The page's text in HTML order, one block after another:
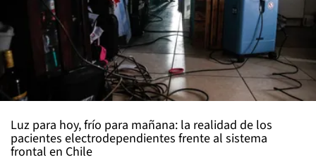
Luz para hoy, frío para mañana: la realidad de los
pacientes electrodependientes frente al sistema
frontal en Chile